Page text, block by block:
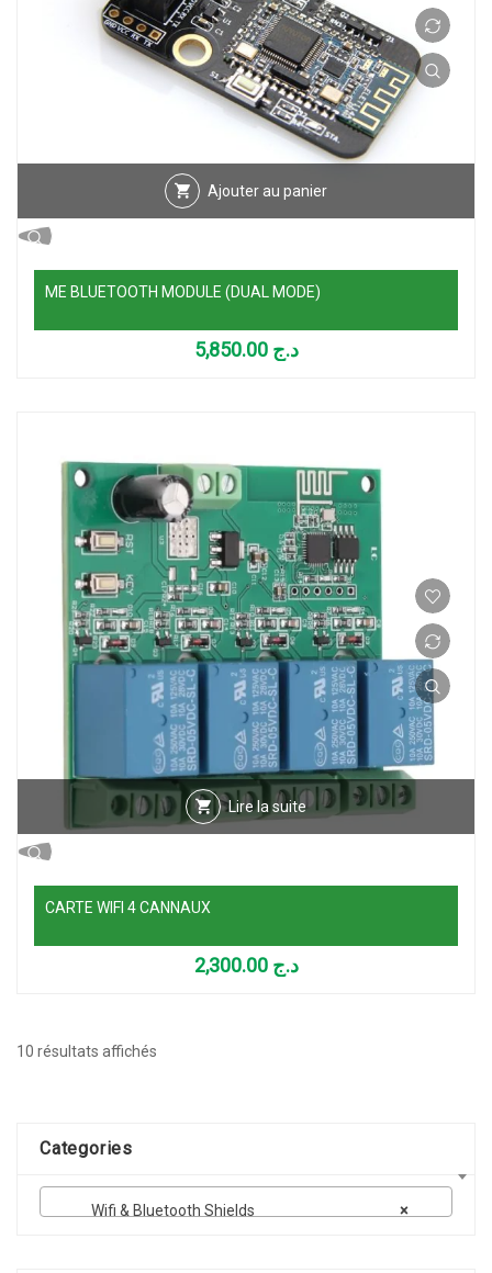
Ajouter au panier
ME BLUETOOTH MODULE (DUAL MODE)
د.ج 5,850.00
Lire la suite
CARTE WIFI 4 CANNAUX
د.ج 2,300.00
10 résultats affichés
Categories
×
Wifi & Bluetooth Shields